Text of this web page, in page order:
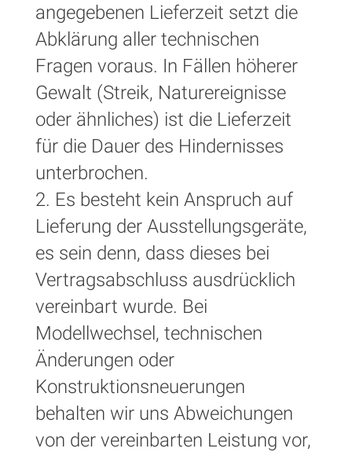
angegebenen Lieferzeit setzt die
Abklärung aller technischen
Fragen voraus. In Fällen höherer
Gewalt (Streik, Naturereignisse
oder ähnliches) ist die Lieferzeit
für die Dauer des Hindernisses
unterbrochen.
2. Es besteht kein Anspruch auf
Lieferung der Ausstellungsgeräte,
es sein denn, dass dieses bei
Vertragsabschluss ausdrücklich
vereinbart wurde. Bei
Modellwechsel, technischen
Änderungen oder
Konstruktionsneuerungen
behalten wir uns Abweichungen
von der vereinbarten Leistung vor,